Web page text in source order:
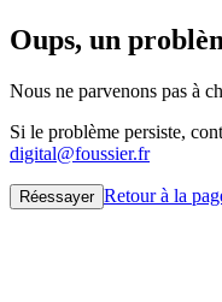
Oups, un
Nous ne parvenons pas à
Si le problème persiste,
digital@foussier.fr
Réessayer Retour à la